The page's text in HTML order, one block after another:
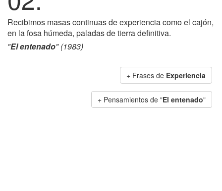
Recibimos masas continuas de experiencia como el cajón,
en la fosa húmeda, paladas de tierra definitiva.
"El entenado" (1983)
+ Frases de Experiencia
+ Pensamientos de "El entenado"